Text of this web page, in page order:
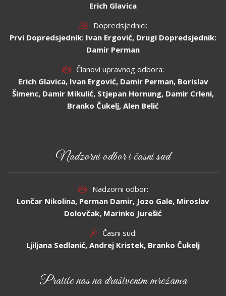
Erich Glavica
Dopredsjednici:
Prvi Dopredsjednik: Ivan Ergović, Drugi Dopredsjednik:
Damir Perman
Članovi upravnog odbora:
Erich Glavica, Ivan Ergović, Damir Perman, Borislav
Šimenc, Damir Mikulić, Stjepan Hornung, Damir Crleni,
Branko Čukelj, Alen Belić
Nadzorni odbor i časni sud
Nadzorni odbor:
Lončar Nikolina, Perman Damir, Jozo Gale, Miroslav
Dolovčak, Marinko Jurešić
Časni sud:
Ljiljana Sedlanić, Andrej Kristek, Branko Čukelj
Pratite nas na društvenim mrežama